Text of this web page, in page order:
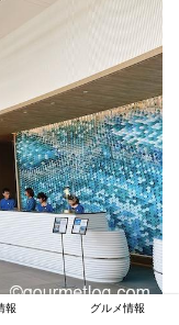
報 グルメ情報